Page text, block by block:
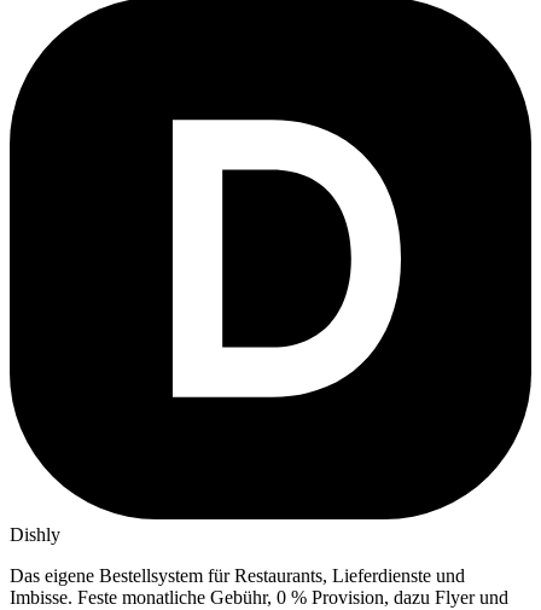
Dishly
Das eigene Bestellsystem für Restaurants, Lieferdienste und
Imbisse. Feste monatliche Gebühr, 0 % Provision, dazu Flyer und